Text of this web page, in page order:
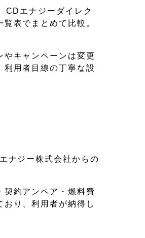
CDエナジーダイレク
覧表でまとめて比較。
キャンペーンは変更
用者目線の丁寧な設
ナジー株式会社からの
契約アンペア・燃料費
り、利用者が納得し